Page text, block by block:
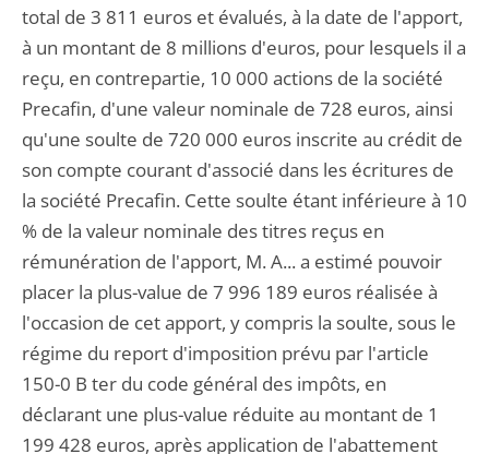
total de 3 811 euros et évalués, à la date de l'apport,
à un montant de 8 millions d'euros, pour lesquels il a
reçu, en contrepartie, 10 000 actions de la société
Precafin, d'une valeur nominale de 728 euros, ainsi
qu'une soulte de 720 000 euros inscrite au crédit de
son compte courant d'associé dans les écritures de
la société Precafin. Cette soulte étant inférieure à 10
% de la valeur nominale des titres reçus en
rémunération de l'apport, M. A... a estimé pouvoir
placer la plus-value de 7 996 189 euros réalisée à
l'occasion de cet apport, y compris la soulte, sous le
régime du report d'imposition prévu par l'article
150-0 B ter du code général des impôts, en
déclarant une plus-value réduite au montant de 1
199 428 euros, après application de l'abattement